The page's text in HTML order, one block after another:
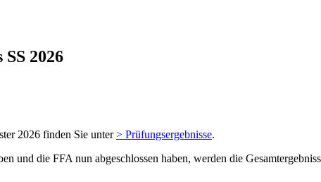
2026
2026 finden Sie unter> Prüfungsergebnisse.
und die FFA nun abgeschlossen haben, werden die